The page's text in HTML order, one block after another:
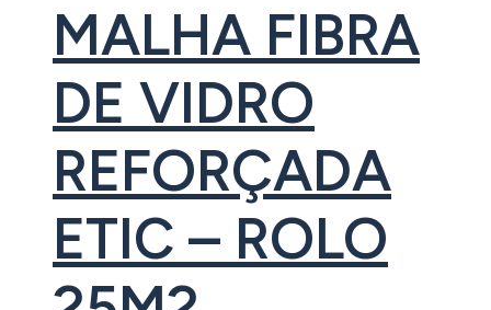
MALHA FIBRA
DE VIDRO
REFORÇADA
ETIC – ROLO